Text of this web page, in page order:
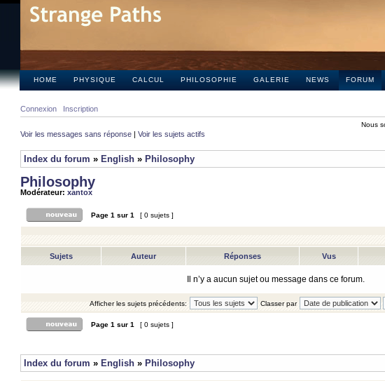
HOME PHYSIQUE CALCUL PHILOSOPHIE GALERIE NEWS FORUM
Connexion Inscription
Nous
Voir les messages sans réponse | Voir les sujets actifs
Index du forum » English » Philosophy
Philosophy
Modérateur: xantox
Page 1 sur 1 [ 0 sujets ]
Sujets Auteur Réponses Vus
Il n’y a aucun sujet ou message dans ce forum.
Afficher les sujets précédents: Classer par
Page 1 sur 1 [ 0 sujets ]
Index du forum » English » Philosophy